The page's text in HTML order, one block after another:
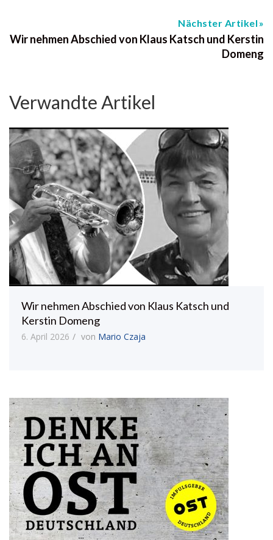
Nächster Artikel
Wir nehmen Abschied von Klaus Katsch und Kerstin
Domeng
Verwandte Artikel
Wir nehmen Abschied von Klaus Katsch und
Kerstin Domeng
6. April 2026 von Mario Czaja